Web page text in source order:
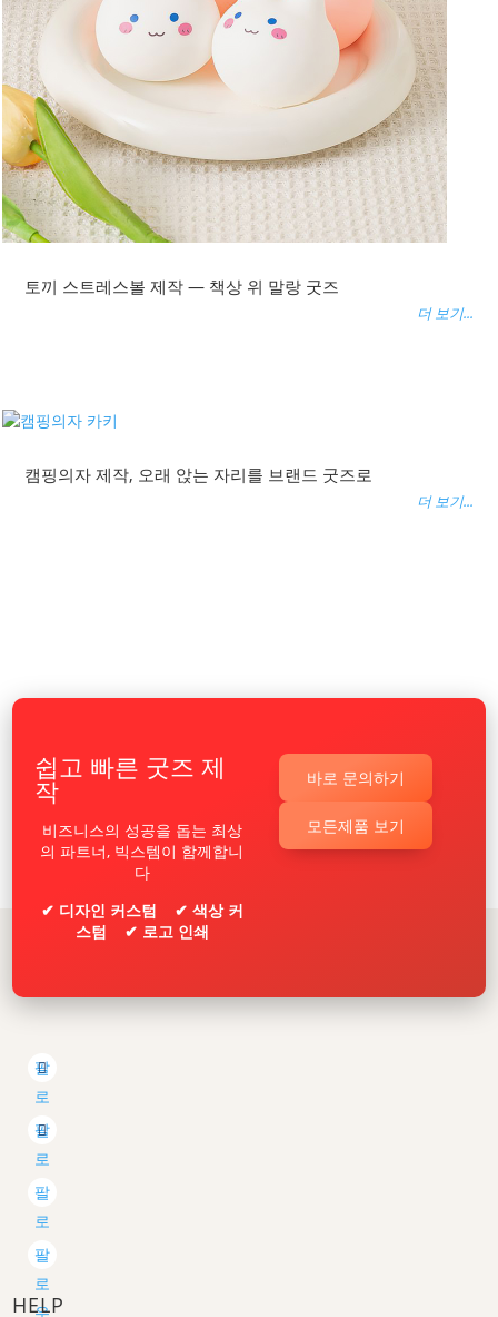
토끼 스트레스볼 제작 — 책상 위 말랑 굿즈
더 보기...
캠핑의자 제작, 오래 앉는 자리를 브랜드 굿즈로
더 보기...
쉽고 빠른 굿즈 제
작
비즈니스의 성공을 돕는 최상
의 파트너, 빅스템이 함께합니
다
✔ 디자인 커스텀 ✔ 색상 커
스텀 ✔ 로고 인쇄
바로 문의하기
모든제품 보기
팔
로
우
팔
로
우
팔
로
우
팔
로
우
HELP